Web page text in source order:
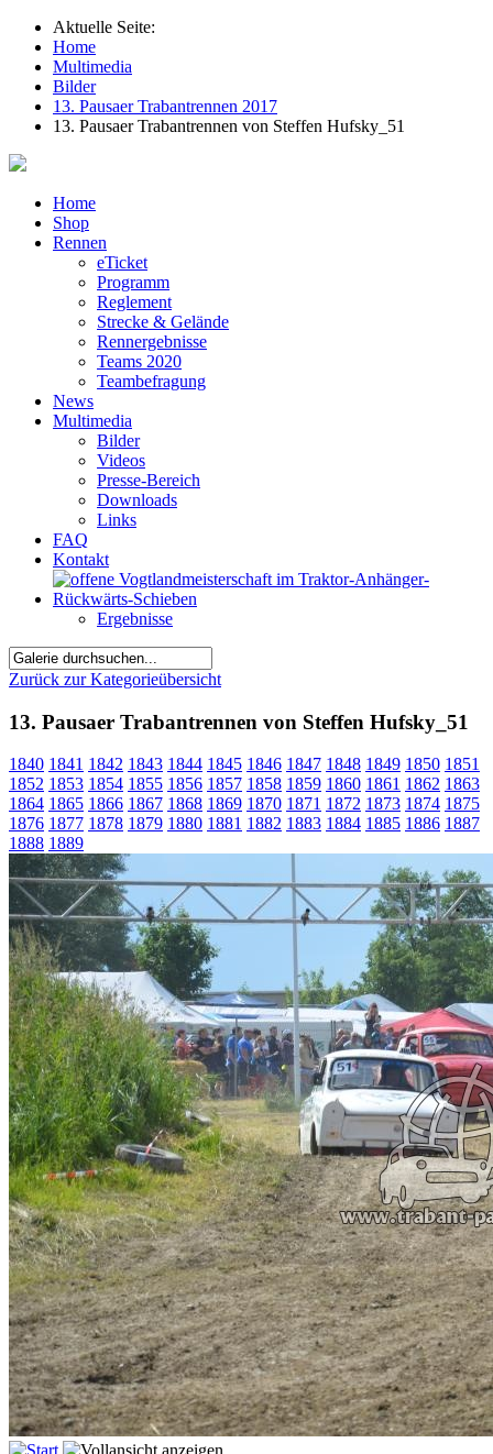
Aktuelle Seite:
Home
Multimedia
Bilder
13. Pausaer Trabantrennen 2017
13. Pausaer Trabantrennen von Steffen Hufsky_51
Home
Shop
Rennen
eTicket
Programm
Reglement
Strecke & Gelände
Rennergebnisse
Teams 2020
Teambefragung
News
Multimedia
Bilder
Videos
Presse-Bereich
Downloads
Links
FAQ
Kontakt
Ergebnisse
Zurück zur Kategorieübersicht
13. Pausaer Trabantrennen von Steffen Hufsky_51
1840 1841 1842 1843 1844 1845 1846 1847 1848 1849 1850 1851
1852 1853 1854 1855 1856 1857 1858 1859 1860 1861 1862 1863
1864 1865 1866 1867 1868 1869 1870 1871 1872 1873 1874 1875
1876 1877 1878 1879 1880 1881 1882 1883 1884 1885 1886 1887
1888 1889